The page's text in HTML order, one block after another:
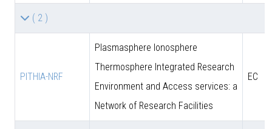
( 2 )
PITHIA-NRF
Plasmasphere Ionosphere
Thermosphere Integrated Research
Environment and Access services: a
Network of Research Facilities
EC